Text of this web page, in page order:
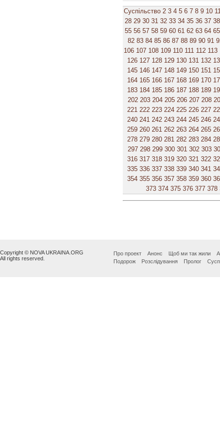
Суспільство 2 3 4 5 6 7 8 9 10
28 29 30 31 32 33 34 35 36 37 38
55 56 57 58 59 60 61 62 63 64 65
82 83 84 85 86 87 88 89 90 91
106 107 108 109 110 111 112 113
126 127 128 129 130 131 132
145 146 147 148 149 150 151
164 165 166 167 168 169 170
183 184 185 186 187 188 189
202 203 204 205 206 207 208
221 222 223 224 225 226 227
240 241 242 243 244 245 246
259 260 261 262 263 264 265
278 279 280 281 282 283 284
297 298 299 300 301 302 303
316 317 318 319 320 321 322
335 336 337 338 339 340 341
354 355 356 357 358 359 360
373 374 375 376 377 378
Copyright © NOVA UKRAINA.ORG
All rights reserved.
Про проект Анонс Щоб ми так жили
Подорож
Розслідування Пролог